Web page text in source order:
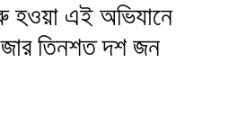
হওয়া এই অভিযানে
তিনশত দশ জন